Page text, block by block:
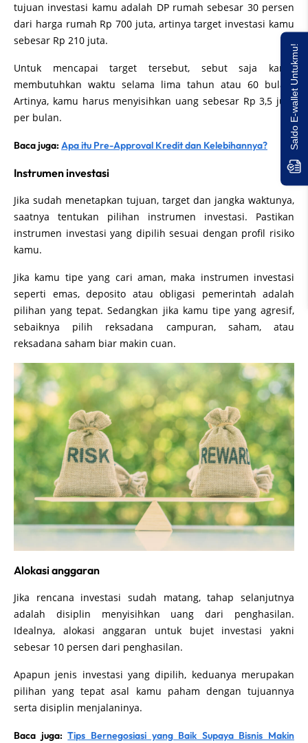
tujuan investasi kamu adalah DP rumah sebesar 30 persen
dari harga rumah Rp 700 juta, artinya target investasi kamu
sebesar Rp 210 juta.
Untuk mencapai target tersebut, sebut saja kamu
membutuhkan waktu selama lima tahun atau 60 bulan.
Artinya, kamu harus menyisihkan uang sebesar Rp 3,5 juta
per bulan.
Baca juga: Apa itu Pre-Approval Kredit dan Kelebihannya?
Instrumen investasi
Jika sudah menetapkan tujuan, target dan jangka waktunya,
saatnya tentukan pilihan instrumen investasi. Pastikan
instrumen investasi yang dipilih sesuai dengan profil risiko
kamu.
Jika kamu tipe yang cari aman, maka instrumen investasi
seperti emas, deposito atau obligasi pemerintah adalah
pilihan yang tepat. Sedangkan jika kamu tipe yang agresif,
sebaiknya pilih reksadana campuran, saham, atau
reksadana saham biar makin cuan.
Alokasi anggaran
Jika rencana investasi sudah matang, tahap selanjutnya
adalah disiplin menyisihkan uang dari penghasilan.
Idealnya, alokasi anggaran untuk bujet investasi yakni
sebesar 10 persen dari penghasilan.
Apapun jenis investasi yang dipilih, keduanya merupakan
pilihan yang tepat asal kamu paham dengan tujuannya
serta disiplin menjalaninya.
Baca juga:Tips Bernegosiasi yang Baik Supaya Bisnis Makin
Saldo E-wallet Untukmu!